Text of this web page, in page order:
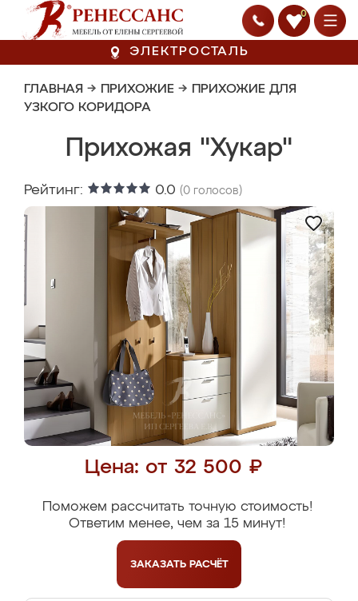
0
ЭЛЕКТРОСТАЛЬ
ГЛАВНАЯ → ПРИХОЖИЕ → ПРИХОЖИЕ ДЛЯ
УЗКОГО КОРИДОРА
Прихожая "Хукар"
Рейтинг: 0.0 (0 голосов)
Цена: от 32 500 ₽
Поможем рассчитать точную стоимость!
Ответим менее, чем за 15 минут!
ЗАКАЗАТЬ РАСЧЁТ